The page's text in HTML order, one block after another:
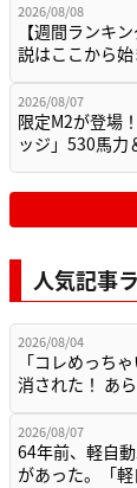
2026/08/08
【週間ランキ
説はここから
2026/08/07
限定M2が登場
ッジ」530馬
人気記事
2026/08/04
「コレめっち
消された！ あ
2026/08/07
64年前、軽自
があった。「